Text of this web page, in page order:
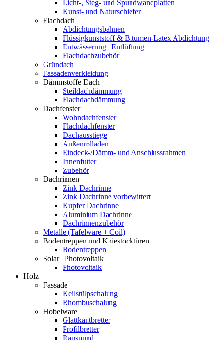
Licht-, Steg- und Spundwandplatten
Kunst- und Naturschiefer
Flachdach
Abdichtungsbahnen
Flüssigkunststoff & Bitumen-Latex Abdichtung
Entwässerung | Entlüftung
Flachdachzubehör
Gründach
Fassadenverkleidung
Dämmstoffe Dach
Steildachdämmung
Flachdachdämmung
Dachfenster
Wohndachfenster
Flachdachfenster
Dachausstiege
Außenrolladen
Eindeck-/Dämm- und Anschlussrahmen
Innenfutter
Zubehör
Dachrinnen
Zink Dachrinne
Zink Dachrinne vorbewittert
Kupfer Dachrinne
Aluminium Dachrinne
Dachrinnenzubehör
Metalle (Tafelware + Coil)
Bodentreppen und Kniestocktüren
Bodentreppen
Solar | Photovoltaik
Photovoltaik
Holz
Fassade
Keilstülpschalung
Rhombuschalung
Hobelware
Glattkantbretter
Profilbretter
Rauspund